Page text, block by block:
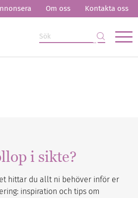
Om oss Kontakta oss
i sikte?
hittar du allt ni behöver inför er
inspiration och tips om